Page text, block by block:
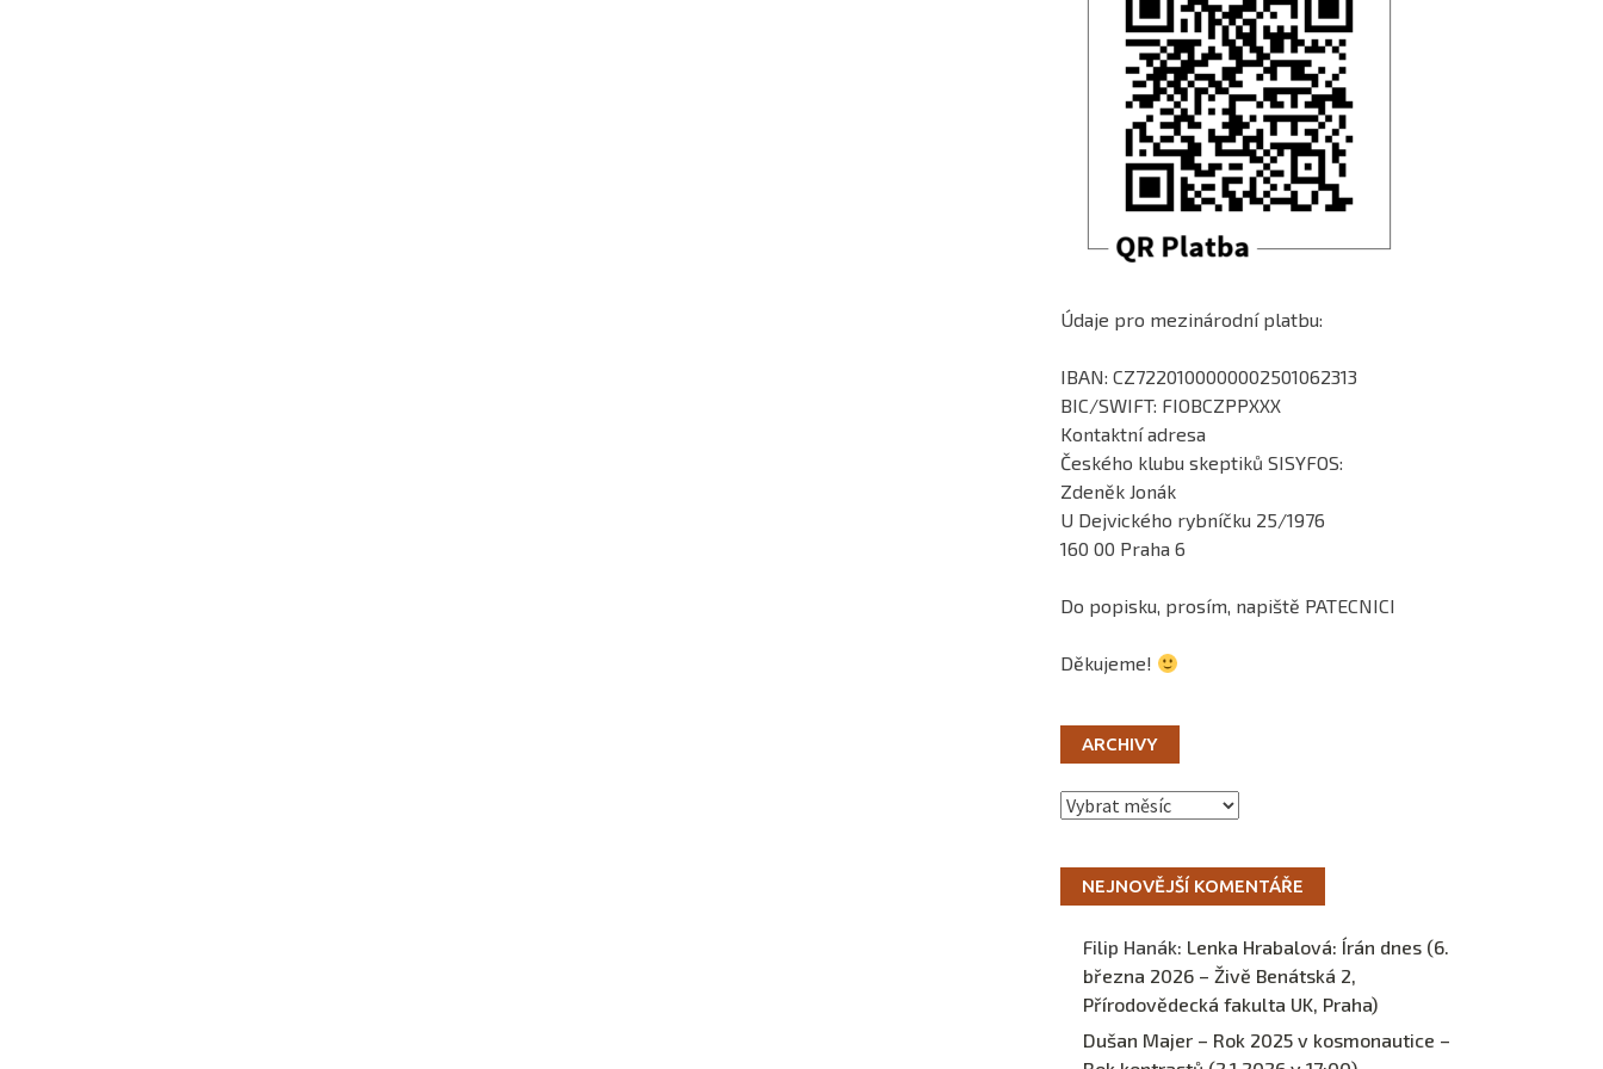
Údaje pro mezinárodní platbu:
IBAN: CZ7220100000002501062313
BIC/SWIFT: FIOBCZPPXXX
Kontaktní adresa
Českého klubu skeptiků SISYFOS:
Zdeněk Jonák
U Dejvického rybníčku 25/1976
160 00 Praha 6
Do popisku, prosím, napiště PATECNICI
Děkujeme!
ARCHIVY
Archivy
NEJNOVĚJŠÍ KOMENTÁŘE
Filip Hanák: Lenka Hrabalová: Írán dnes (6.
března 2026 – Živě Benátská 2,
Přírodovědecká fakulta UK, Praha)
Dušan Majer – Rok 2025 v kosmonautice –